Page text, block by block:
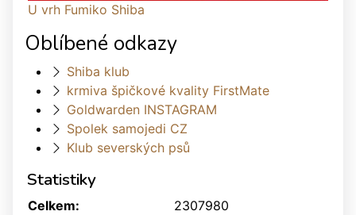
U vrh Fumiko Shiba
Oblíbené odkazy
Shiba klub
krmiva špičkové kvality FirstMate
Goldwarden INSTAGRAM
Spolek samojedi CZ
Klub severských psů
Statistiky
Celkem:
2307980